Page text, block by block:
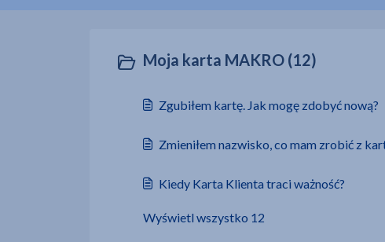
Moja karta MAKRO (12)
Zgubiłem kartę. Jak mogę zdobyć nową?
Zmieniłem nazwisko, co mam zrobić z
Kiedy Karta Klienta traci ważność?
Wyświetl wszystko 12